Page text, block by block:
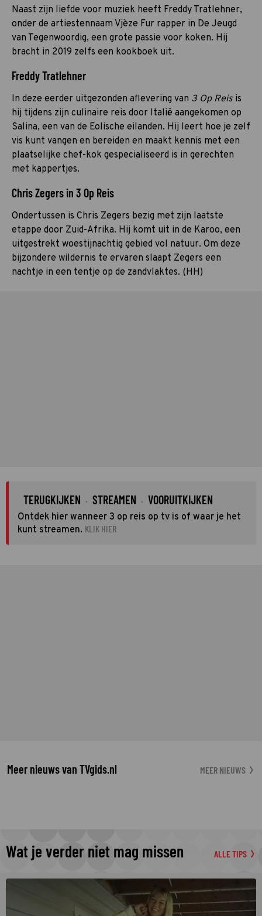
Naast zijn liefde voor muziek heeft Freddy Tratlehner,
onder de artiestennaam Vjèze Fur rapper in De Jeugd
van Tegenwoordig, een grote passie voor koken. Hij
bracht in 2019 zelfs een kookboek uit.
Freddy Tratlehner
In deze eerder uitgezonden aflevering van 3 Op Reis is
hij tijdens zijn culinaire reis door Italië aangekomen op
Salina, een van de Eolische eilanden. Hij leert hoe je zelf
vis kunt vangen en bereiden en maakt kennis met een
plaatselijke chef-kok gespecialiseerd is in gerechten
met kappertjes.
Chris Zegers in 3 Op Reis
Ondertussen is Chris Zegers bezig met zijn laatste
etappe door Zuid-Afrika. Hij komt uit in de Karoo, een
uitgestrekt woestijnachtig gebied vol natuur. Om deze
bijzondere wildernis te ervaren slaapt Zegers een
nachtje in een tentje op de zandvlaktes. (HH)
TERUGKIJKEN · STREAMEN · VOORUITKIJKEN
Ontdek hier wanneer 3 op reis op tv is of waar je het
kunt streamen. KLIK HIER
Meer nieuws van TVgids.nl MEER NIEUWS
Wat je verder niet mag missen ALLE TIPS